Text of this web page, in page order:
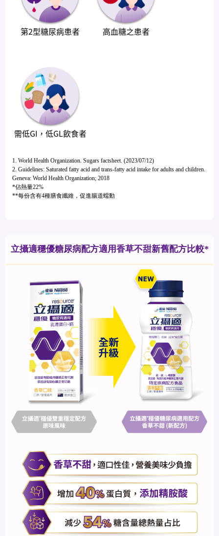
第2型糖尿病患者 高血糖之患者
需低GI，低GL飲食者
1. World Health Organization. Sugars factsheet. (2023/07/12)
2. Guidelines: Saturated fatty acid and trans-fatty acid intake for adults and children.
Geneva: World Health Organization; 2018
*佔熱量22%
**每份含有4種膳食纖維，促進腸道蠕動
立攝適穩優糖尿病配方適用香草不甜新舊配方比較*